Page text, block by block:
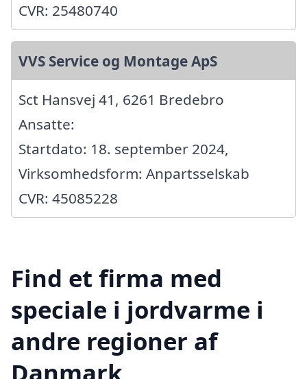
CVR: 25480740
VVS Service og Montage ApS
Sct Hansvej 41, 6261 Bredebro
Ansatte:
Startdato: 18. september 2024,
Virksomhedsform: Anpartsselskab
CVR: 45085228
Find et firma med
speciale i jordvarme i
andre regioner af